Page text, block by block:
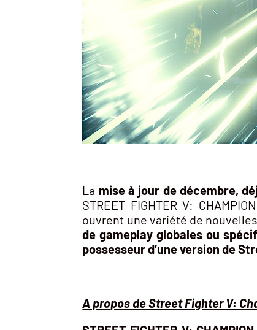
La mise à jour de décembre,
STREET FIGHTER V:
ouvrent une variété de
de gameplay globales ou
possesseur d’une version de
A propos de Street Fighter V: